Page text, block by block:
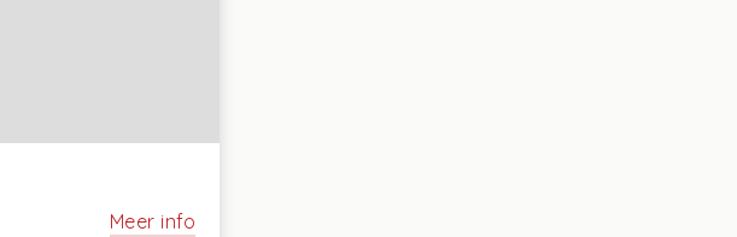
Meer info